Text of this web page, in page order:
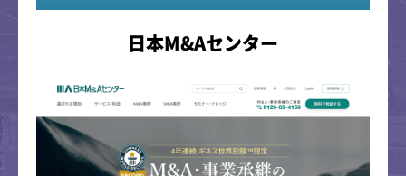
日本M&Aセンター